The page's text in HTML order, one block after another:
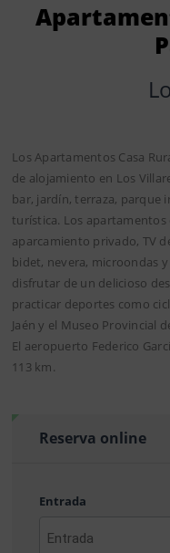
Los Apartamentos Casa
de alojamiento en Los
bar, jardín, terraza, parque
turística. Los
aparcamiento privado, TV
bidet, nevera, microondas
disfrutar de un delicioso
practicar deportes como
Jaén y el Museo Provincial
El aeropuerto Federico
113 km.
Reserva online
Entrada
AAAA